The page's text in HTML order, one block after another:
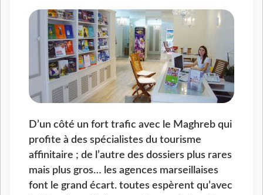
D’un côté un fort trafic avec le Maghreb qui
profite à des spécialistes du tourisme
affinitaire ; de l’autre des dossiers plus rares
mais plus gros… les agences marseillaises
font le grand écart. toutes espèrent qu’avec